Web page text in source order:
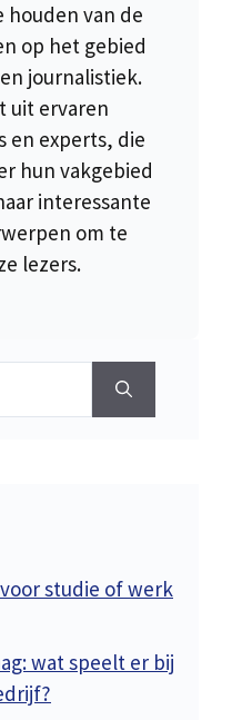
houden van de
op het gebied
journalistiek.
uit ervaren
en experts, die
hun vakgebied
interessante
om te
lezers.
studie of werk
wat speelt er bij